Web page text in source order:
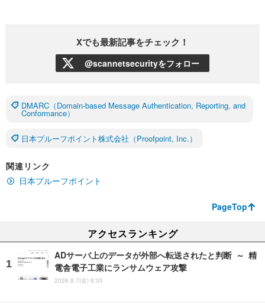
Xでも最新記事をチェック！
@scannetsecurityをフォロー
DMARC（Domain-based Message Authentication, Reporting, and
Conformance）
日本プルーフポイント株式会社（Proofpoint, Inc.）
関連リンク
日本プルーフポイント
PageTop
アクセスランキング
ADサーバ上のデータが外部へ転送されたと判断 ～ 精
電舎電子工業にランサムウェア攻撃
2026.8.7(金) 8:05